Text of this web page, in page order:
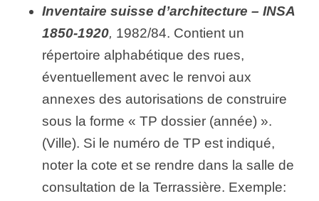
Inventaire suisse d’architecture – INSA
1850-1920, 1982/84. Contient un
répertoire alphabétique des rues,
éventuellement avec le renvoi aux
annexes des autorisations de construire
sous la forme « TP dossier (année) ».
(Ville). Si le numéro de TP est indiqué,
noter la cote et se rendre dans la salle de
consultation de la Terrassière. Exemple: